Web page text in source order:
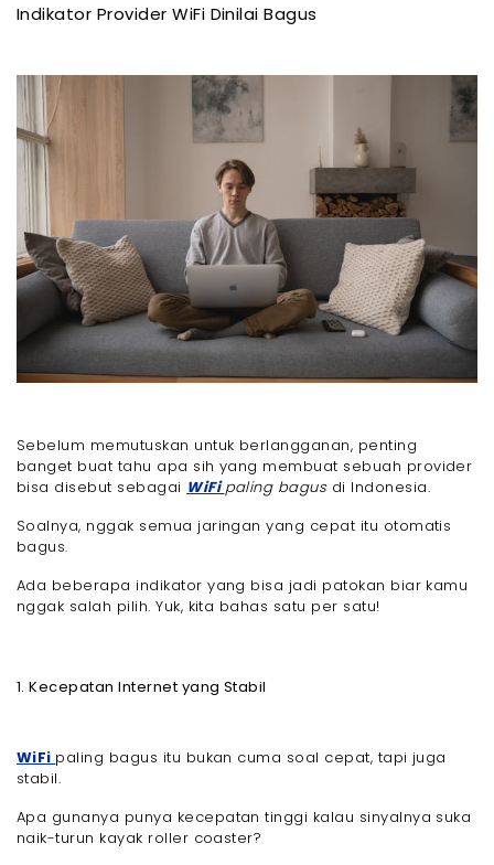
Indikator Provider WiFi Dinilai Bagus
Sebelum memutuskan untuk berlangganan, penting
banget buat tahu apa sih yang membuat sebuah provider
bisa disebut sebagai WiFipaling bagusdi Indonesia.
Soalnya, nggak semua jaringan yang cepat itu otomatis
bagus.
Ada beberapa indikator yang bisa jadi patokan biar kamu
nggak salah pilih. Yuk, kita bahas satu per satu!
1. Kecepatan Internet yang Stabil
WiFi paling bagus itu bukan cuma soal cepat, tapi juga
stabil.
Apa gunanya punya kecepatan tinggi kalau sinyalnya suka
naik-turun kayak roller coaster?